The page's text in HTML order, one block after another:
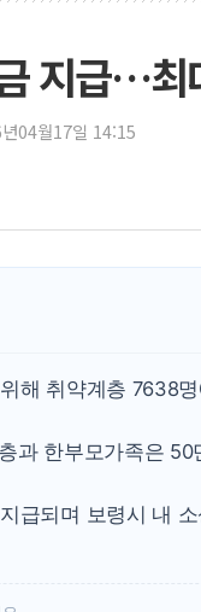
지급…최
04월17일 14:15
해 취약계층 7638
과 한부모가족은
급되며 보령시 내